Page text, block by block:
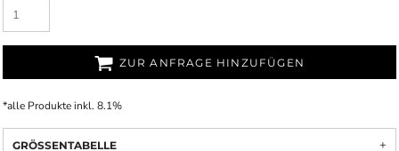
ZUR ANFRAGE HINZUFÜGEN
*alle Produkte inkl. 8.1%
GRÖSSENTABELLE